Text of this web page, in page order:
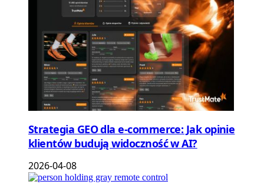
Strategia GEO dla e-commerce: Jak opinie
klientów budują widoczność w AI?
2026-04-08